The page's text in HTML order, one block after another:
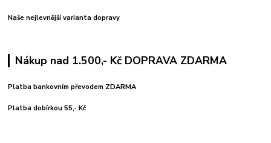
Naše nejlevnější varianta dopravy
Nákup nad 1.500,- Kč DOPRAVA ZDARMA
Platba bankovním převodem ZDARMA
Platba dobírkou 55,- Kč